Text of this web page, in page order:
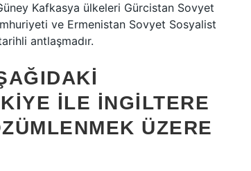
Kafkasya ülkeleri Gürcistan Sovyet
ve Ermenistan Sovyet Sosyalist
antlaşmadır.
ILE İNGILTERE
ÜZERE